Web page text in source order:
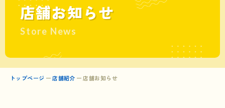
店舗お知らせ
Store News
トップページ 店舗紹介 店舗お知らせ